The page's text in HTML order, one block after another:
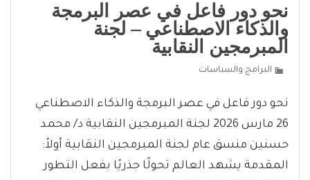
نحو دور فاعل في عصر البرمجة
والذكاء الاصطناعي – لجنة
المبرمجين النقابية
البرامج والسياسات
نحو دور فاعل في عصر البرمجة والذكاء الاصطناعي
26 مارس 2026 لجنة المبرمجين النقابية د/ محمد
حسنين منسق عام لجنة المبرمجين النقابية أولاً:
المقدمة يشهد العالم تحولًا جذريًا بفعل التطور